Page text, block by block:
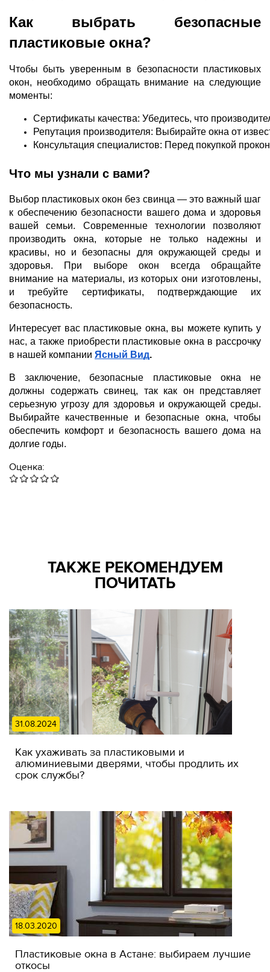
Как выбрать безопасные
пластиковые окна?
Чтобы быть уверенным в безопасности пластиковых
окон, необходимо обращать внимание на следующие
моменты:
Сертификаты качества: Убедитесь, что
Репутация производителя: Выбирайте окна от
Консультация специалистов: Перед покупкой
Что мы узнали с вами?
Выбор пластиковых окон без свинца — это важный шаг
к обеспечению безопасности вашего дома и здоровья
вашей семьи. Современные технологии позволяют
производить окна, которые не только надежны и
красивы, но и безопасны для окружающей среды и
здоровья. При выборе окон всегда обращайте
внимание на материалы, из которых они изготовлены,
и требуйте сертификаты, подтверждающие их
безопасность.
Интересует вас пластиковые окна, вы можете купить у
нас, а также приобрести пластиковые окна в рассрочку
в нашей компании Ясный Вид.
В заключение, безопасные пластиковые окна не
должны содержать свинец, так как он представляет
серьезную угрозу для здоровья и окружающей среды.
Выбирайте качественные и безопасные окна, чтобы
обеспечить комфорт и безопасность вашего дома на
долгие годы.
Оценка:
ТАКЖЕ РЕКОМЕНДУЕМ
ПОЧИТАТЬ
31.08.2024
Как ухаживать за пластиковыми и
алюминиевыми дверями, чтобы продлить их
срок службы?
18.03.2020
Пластиковые окна в Астане: выбираем лучшие
откосы